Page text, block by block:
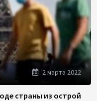
2 марта 2022
страны из острой